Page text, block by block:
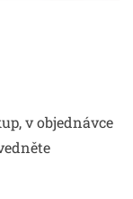
v objednávce